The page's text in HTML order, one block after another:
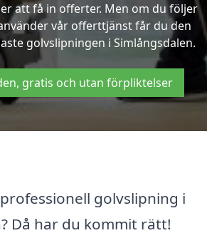
att få in offerter. Men om du följer
vår offerttjänst får du den
golvslipningen i Simlångsdalen.
gratis och utan förpliktelser
golvslipning i
Då har du kommit rätt!